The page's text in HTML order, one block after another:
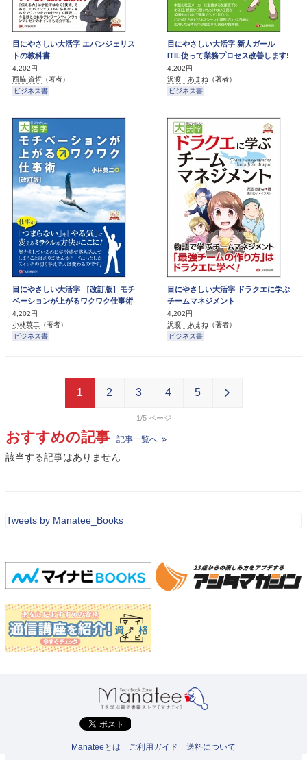
目にやさしい大活字 エバンジェリス
トの教科書
4,202円
西脇 資哲 （著者）
ビジネス書
目にやさしい大活字 新人ガール
ITIL使って業務プロセス改善します!
4,202円
沢渡 あまね （著者）
ビジネス書
目にやさしい大活字 ［改訂版］モチ
ベーションが上がるワクワク仕事術
4,202円
小林英二 （著者）
ビジネス書
目にやさしい大活字 ドラクエに学ぶ
チームマネジメント
4,202円
沢渡 あまね （著者）
ビジネス書
1/5
1 2 3 4 5
おすすめの記事 記事一覧へ
該当する記事はありません
Tweets by Manatee_Books
Manateeとは ご利用ガイド 送料について